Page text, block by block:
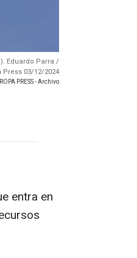
Eduardo Parra /
Press 03/12/2024
PRESS - Archivo
entra en